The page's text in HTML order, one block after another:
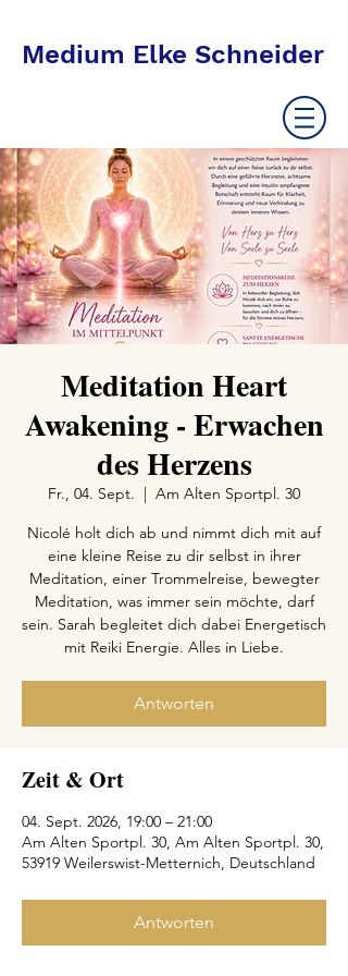
Medium Elke Schneider
Meditation Heart
Awakening - Erwachen
des Herzens
Fr., 04. Sept.
  |
Am Alten Sportpl. 30
Nicolé holt dich ab und nimmt dich mit auf
eine kleine Reise zu dir selbst in ihrer
Meditation, einer Trommelreise, bewegter
Meditation, was immer sein möchte, darf
sein. Sarah begleitet dich dabei Energetisch
mit Reiki Energie. Alles in Liebe.
Antworten
Zeit & Ort
04. Sept. 2026, 19:00 – 21:00
Am Alten Sportpl. 30, Am Alten Sportpl. 30,
53919 Weilerswist-Metternich, Deutschland
Antworten